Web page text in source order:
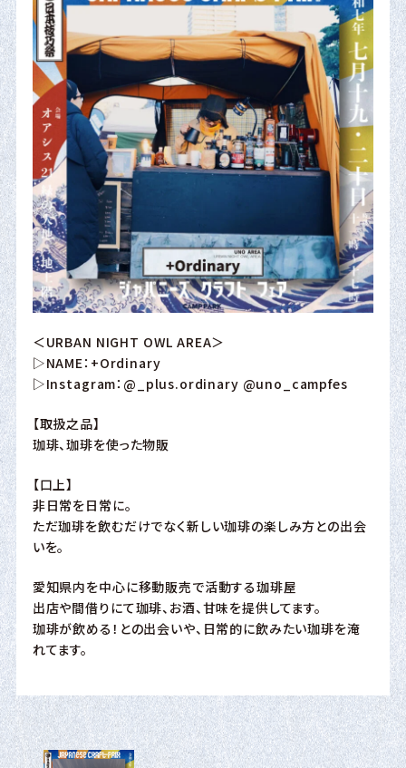
＜URBAN NIGHT OWL AREA＞
▷NAME：+Ordinary
▷Instagram： @_plus.ordinary @uno_campfes
【取扱之品】
珈琲、珈琲を使った物販
【口上】
非日常を日常に。
ただ珈琲を飲むだけでなく新しい珈琲の楽しみ方との出会
いを。
愛知県内を中心に移動販売で活動する珈琲屋
出店や間借りにて珈琲、お酒、甘味を提供してます。
珈琲が飲める！との出会いや、日常的に飲みたい珈琲を淹
れてます。